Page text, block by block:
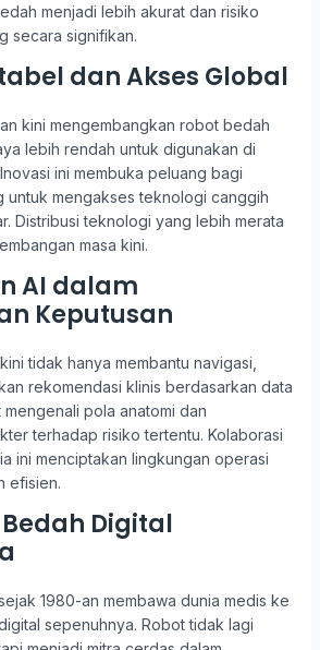
menjadi lebih akurat dan risiko
secara signifikan.
dan Akses Global
kini mengembangkan robot bedah
lebih rendah untuk digunakan di
ini membuka peluang bagi
untuk mengakses teknologi canggih
Distribusi teknologi yang lebih merata
masa kini.
AI dalam
Keputusan
tidak hanya membantu navigasi,
rekomendasi klinis berdasarkan data
pola anatomi dan
terhadap risiko tertentu. Kolaborasi
ini menciptakan lingkungan operasi
efisien.
Digital
1980-an membawa dunia medis ke
sepenuhnya. Robot tidak lagi